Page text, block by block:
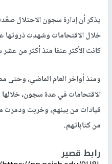
يذكر أن إدارة سجون الاحتلال
كانت الأكثر عنفا منذ أكثر من
ومنذ أواخر العام الماضي، وحتى
الاقتحامات في عدة سجون،
قيادات من بينهم، وخربت ودمرت
من كتاباتهم.
رابط قصير